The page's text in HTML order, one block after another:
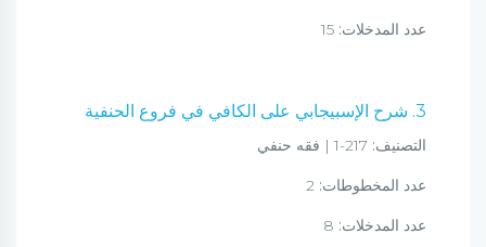
عدد المدخلات:
3. شرح الإسبيجابي على الكافي في فروع الحنفية
التصنيف:
عدد المخطوطات:
عدد المدخلات: